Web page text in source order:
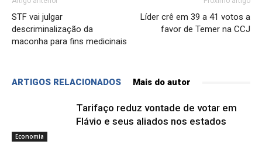
STF vai julgar
descriminalização da
maconha para fins medicinais
Líder crê em 39 a 41 votos a
favor de Temer na CCJ
ARTIGOS RELACIONADOS Mais do autor
Economia
Tarifaço reduz vontade de votar em
Flávio e seus aliados nos estados